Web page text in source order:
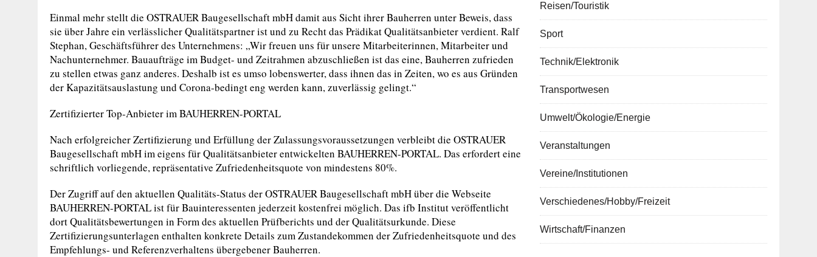
Einmal mehr stellt die OSTRAUER Baugesellschaft mbH damit aus Sicht ihrer Bauherren unter Beweis, dass
sie über Jahre ein verlässlicher Qualitätspartner ist und zu Recht das Prädikat Qualitätsanbieter verdient. Ralf
Stephan, Geschäftsführer des Unternehmens: „Wir freuen uns für unsere Mitarbeiterinnen, Mitarbeiter und
Nachunternehmer. Bauaufträge im Budget- und Zeitrahmen abzuschließen ist das eine, Bauherren zufrieden
zu stellen etwas ganz anderes. Deshalb ist es umso lobenswerter, dass ihnen das in Zeiten, wo es aus Gründen
der Kapazitätsauslastung und Corona-bedingt eng werden kann, zuverlässig gelingt.“
Zertifizierter Top-Anbieter im BAUHERREN-PORTAL
Nach erfolgreicher Zertifizierung und Erfüllung der Zulassungsvoraussetzungen verbleibt die OSTRAUER
Baugesellschaft mbH im eigens für Qualitätsanbieter entwickelten BAUHERREN-PORTAL. Das erfordert eine
schriftlich vorliegende, repräsentative Zufriedenheitsquote von mindestens 80%.
Der Zugriff auf den aktuellen Qualitäts-Status der OSTRAUER Baugesellschaft mbH über die Webseite
BAUHERREN-PORTAL ist für Bauinteressenten jederzeit kostenfrei möglich. Das ifb Institut veröffentlicht
dort Qualitätsbewertungen in Form des aktuellen Prüfberichts und der Qualitätsurkunde. Diese
Zertifizierungsunterlagen enthalten konkrete Details zum Zustandekommen der Zufriedenheitsquote und des
Empfehlungs- und Referenzverhaltens übergebener Bauherren.
Reisen/Touristik
Sport
Technik/Elektronik
Transportwesen
Umwelt/Ökologie/Energie
Veranstaltungen
Vereine/Institutionen
Verschiedenes/Hobby/Freizeit
Wirtschaft/Finanzen